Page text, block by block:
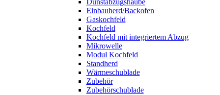
Dunstabzugshaube
Einbauherd/Backofen
Gaskochfeld
Kochfeld
Kochfeld mit integriertem Abzug
Mikrowelle
Modul Kochfeld
Standherd
Wärmeschublade
Zubehör
Zubehörschublade